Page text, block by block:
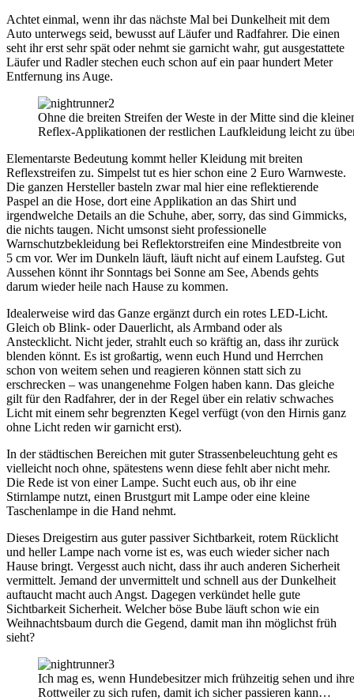
Achtet einmal, wenn ihr das nächste Mal bei Dunkelheit mit dem
Auto unterwegs seid, bewusst auf Läufer und Radfahrer. Die einen
seht ihr erst sehr spät oder nehmt sie garnicht wahr, gut ausgestattete
Läufer und Radler stechen euch schon auf ein paar hundert Meter
Entfernung ins Auge.
Ohne die breiten Streifen der Weste in der Mitte sind die
Reflex-Applikationen der restlichen Laufkleidung leicht zu
Elementarste Bedeutung kommt heller Kleidung mit breiten
Reflexstreifen zu. Simpelst tut es hier schon eine 2 Euro Warnweste.
Die ganzen Hersteller basteln zwar mal hier eine reflektierende
Paspel an die Hose, dort eine Applikation an das Shirt und
irgendwelche Details an die Schuhe, aber, sorry, das sind Gimmicks,
die nichts taugen. Nicht umsonst sieht professionelle
Warnschutzbekleidung bei Reflektorstreifen eine Mindestbreite von
5 cm vor. Wer im Dunkeln läuft, läuft nicht auf einem Laufsteg. Gut
Aussehen könnt ihr Sonntags bei Sonne am See, Abends gehts
darum wieder heile nach Hause zu kommen.
Idealerweise wird das Ganze ergänzt durch ein rotes LED-Licht.
Gleich ob Blink- oder Dauerlicht, als Armband oder als
Anstecklicht. Nicht jeder, strahlt euch so kräftig an, dass ihr zurück
blenden könnt. Es ist großartig, wenn euch Hund und Herrchen
schon von weitem sehen und reagieren können statt sich zu
erschrecken – was unangenehme Folgen haben kann. Das gleiche
gilt für den Radfahrer, der in der Regel über ein relativ schwaches
Licht mit einem sehr begrenzten Kegel verfügt (von den Hirnis ganz
ohne Licht reden wir garnicht erst).
In der städtischen Bereichen mit guter Strassenbeleuchtung geht es
vielleicht noch ohne, spätestens wenn diese fehlt aber nicht mehr.
Die Rede ist von einer Lampe. Sucht euch aus, ob ihr eine
Stirnlampe nutzt, einen Brustgurt mit Lampe oder eine kleine
Taschenlampe in die Hand nehmt.
Dieses Dreigestirn aus guter passiver Sichtbarkeit, rotem Rücklicht
und heller Lampe nach vorne ist es, was euch wieder sicher nach
Hause bringt. Vergesst auch nicht, dass ihr auch anderen Sicherheit
vermittelt. Jemand der unvermittelt und schnell aus der Dunkelheit
auftaucht macht auch Angst. Dagegen verkündet helle gute
Sichtbarkeit Sicherheit. Welcher böse Bube läuft schon wie ein
Weihnachtsbaum durch die Gegend, damit man ihn möglichst früh
sieht?
Ich mag es, wenn Hundebesitzer mich frühzeitig sehen und
Rottweiler zu sich rufen, damit ich sicher passieren kann…